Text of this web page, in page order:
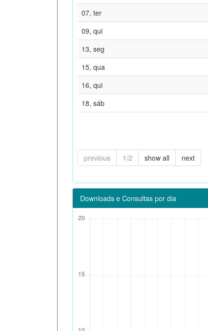
07, ter
09, qui
13, seg
15, qua
16, qui
18, sáb
previous 1/2 show all next
Downloads e Consultas por dia